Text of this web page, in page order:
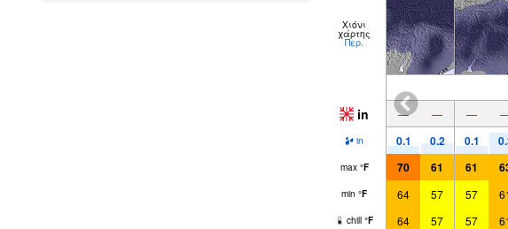
Χιόνι
χάρτης
Περ.
in — — —
in 0.1 0.2 0.1
max °F 70 61 61
min °F 64 57 57
chill °F 64 57 57